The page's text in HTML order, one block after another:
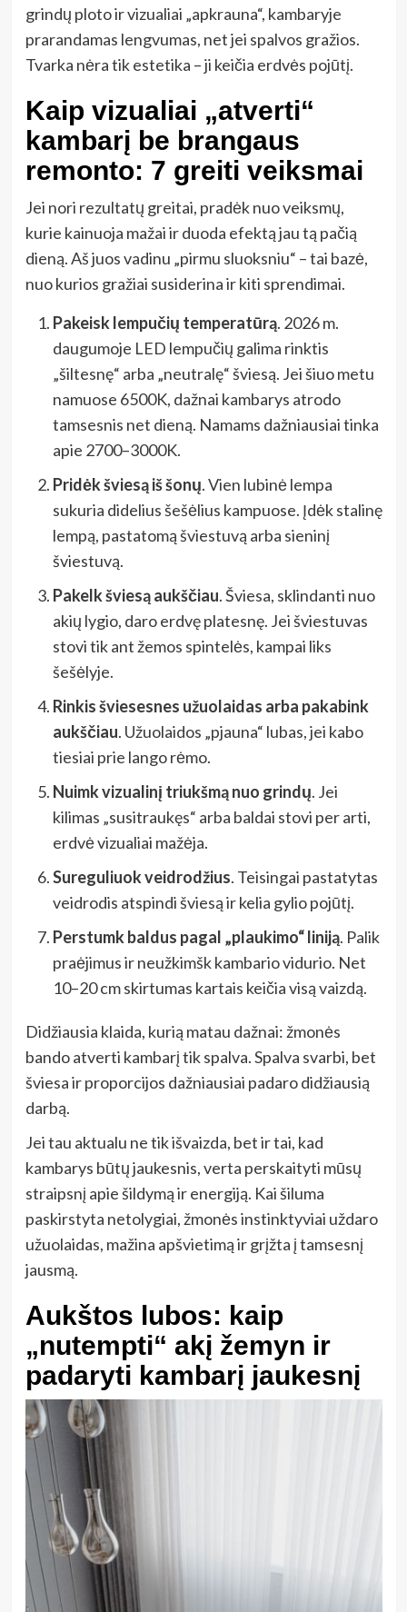
grindų ploto ir vizualiai „apkrauna“, kambaryje
prarandamas lengvumas, net jei spalvos gražios.
Tvarka nėra tik estetika – ji keičia erdvės pojūtį.
Kaip vizualiai „atverti“
kambarį be brangaus
remonto: 7 greiti veiksmai
Jei nori rezultatų greitai, pradėk nuo veiksmų,
kurie kainuoja mažai ir duoda efektą jau tą pačią
dieną. Aš juos vadinu „pirmu sluoksniu“ – tai bazė,
nuo kurios gražiai susiderina ir kiti sprendimai.
Pakeisk lempučių temperatūrą. 2026 m.
daugumoje LED lempučių galima rinktis
„šiltesnę“ arba „neutralę“ šviesą. Jei šiuo metu
namuose 6500K, dažnai kambarys atrodo
tamsesnis net dieną. Namams dažniausiai tinka
apie 2700–3000K.
Pridėk šviesą iš šonų. Vien lubinė lempa
sukuria didelius šešėlius kampuose. Įdėk stalinę
lempą, pastatomą šviestuvą arba sieninį
šviestuvą.
Pakelk šviesą aukščiau. Šviesa, sklindanti nuo
akių lygio, daro erdvę platesnę. Jei šviestuvas
stovi tik ant žemos spintelės, kampai liks
šešėlyje.
Rinkis šviesesnes užuolaidas arba pakabink
aukščiau. Užuolaidos „pjauna“ lubas, jei kabo
tiesiai prie lango rėmo.
Nuimk vizualinį triukšmą nuo grindų. Jei
kilimas „susitraukęs“ arba baldai stovi per arti,
erdvė vizualiai mažėja.
Sureguliuok veidrodžius. Teisingai pastatytas
veidrodis atspindi šviesą ir kelia gylio pojūtį.
Perstumk baldus pagal „plaukimo“ liniją. Palik
praėjimus ir neužkimšk kambario vidurio. Net
10–20 cm skirtumas kartais keičia visą vaizdą.
Didžiausia klaida, kurią matau dažnai: žmonės
bando atverti kambarį tik spalva. Spalva svarbi, bet
šviesa ir proporcijos dažniausiai padaro didžiausią
darbą.
Jei tau aktualu ne tik išvaizda, bet ir tai, kad
kambarys būtų jaukesnis, verta perskaityti mūsų
straipsnį apie šildymą ir energiją. Kai šiluma
paskirstyta netolygiai, žmonės instinktyviai uždaro
užuolaidas, mažina apšvietimą ir grįžta į tamsesnį
jausmą.
Aukštos lubos: kaip
„nutempti“ akį žemyn ir
padaryti kambarį jaukesnį